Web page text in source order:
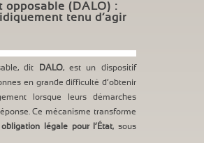
opposable (DALO) :
tenu d’agir
dit DALO, est un dispositif
en grande difficulté d’obtenir
lorsque leurs démarches
Ce mécanisme transforme
obligation légale pour l’État, sous